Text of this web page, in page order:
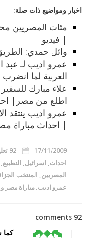
اخبار ومواضيع ذات صلة:
مئات المصريين
| فيديو
وائل حمدي: الطريق
عمرو اديب لـ عبد
العربية لما
علاء مبارك
اطلع من مصر|
عمرو اديب ينتقد
| احداث مباراة
17/11/2009 92 تعليق
احداث, اسرائيل, التطبيع,
المصريين, المنتخب
عمرو اديب,مباراة مصر
92 comments
كما